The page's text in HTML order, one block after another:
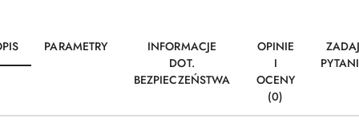
PARAMETRY
INFORMACJE
DOT.
BEZPIECZEŃSTWA
OPINIE
I
OCENY
(0)